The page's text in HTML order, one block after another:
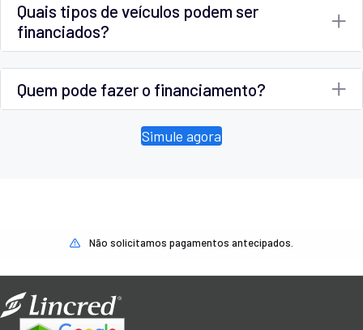
Quais tipos de veículos podem ser
financiados?
Quem pode fazer o financiamento?
Simule agora
Não solicitamos pagamentos antecipados.